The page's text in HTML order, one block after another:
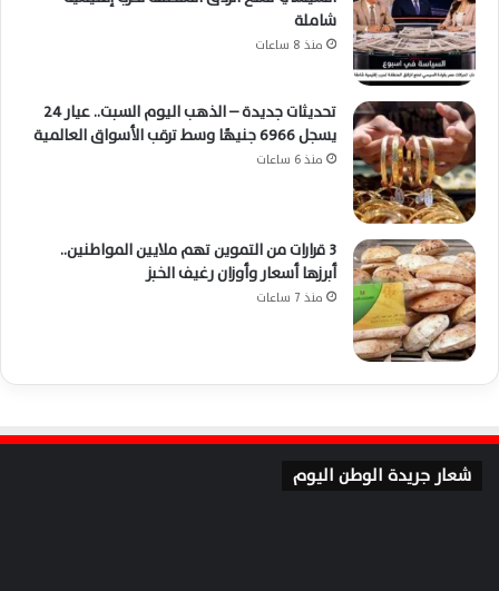
شاملة
منذ 8 ساعات
تحديثات جديدة – الذهب اليوم السبت.. عيار 24
يسجل 6966 جنيهًا وسط ترقب الأسواق العالمية
منذ 6 ساعات
3 قرارات من التموين تهم ملايين المواطنين..
أبرزها أسعار وأوزان رغيف الخبز
منذ 7 ساعات
شعار جريدة الوطن اليوم